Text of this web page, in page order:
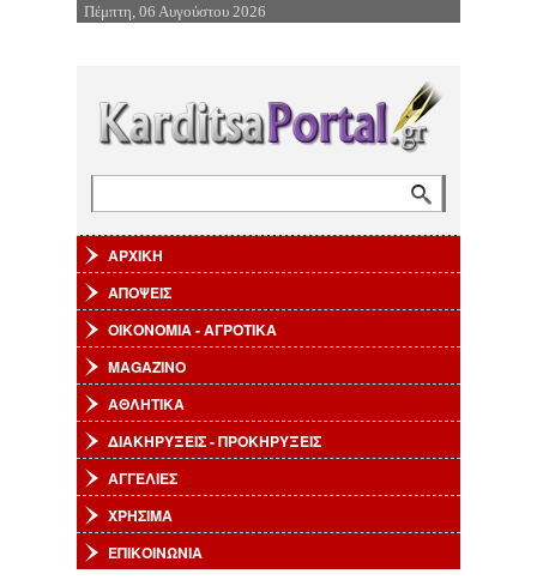
Επιστροφή στην Πλοήγηση
Πέμπτη, 06 Αυγούστου 2026
ΑΡΧΙΚΗ
ΑΠΟΨΕΙΣ
ΟΙΚΟΝΟΜΙΑ - ΑΓΡΟΤΙΚΑ
MAGAZINO
ΑΘΛΗΤΙΚΑ
ΔΙΑΚΗΡΥΞΕΙΣ - ΠΡΟΚΗΡΥΞΕΙΣ
ΑΓΓΕΛΙΕΣ
ΧΡΗΣΙΜΑ
ΕΠΙΚΟΙΝΩΝΙΑ